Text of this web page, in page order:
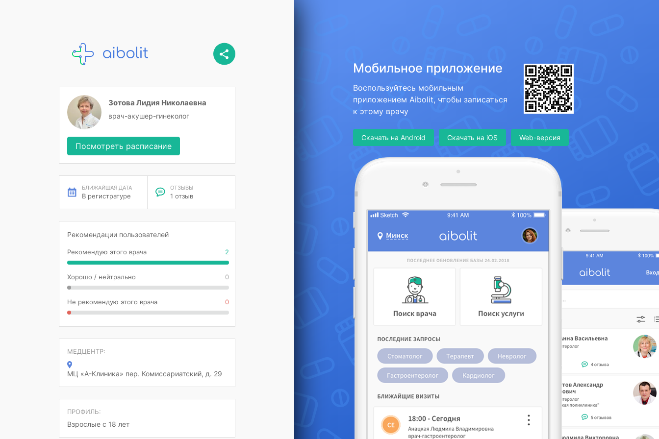
Мобильное приложение
Воспользуйтесь мобильным
приложением Aibolit, чтобы записаться
к этому врачу
Скачать на Android Скачать на iOS Web-версия
Зотова Лидия Николаевна
врач-акушер-гинеколог
Посмотреть расписание
БЛИЖАЙШАЯ ДАТА
В регистратуре
ОТЗЫВЫ
1 отзыв
Рекомендации пользователей
Рекомендую этого врача 2
Хорошо / нейтрально 0
Не рекомендую этого врача 0
МЕДЦЕНТР:
МЦ «А-Клиника» пер. Комиссариатский, д. 29
ПРОФИЛЬ:
Взрослые с 18 лет